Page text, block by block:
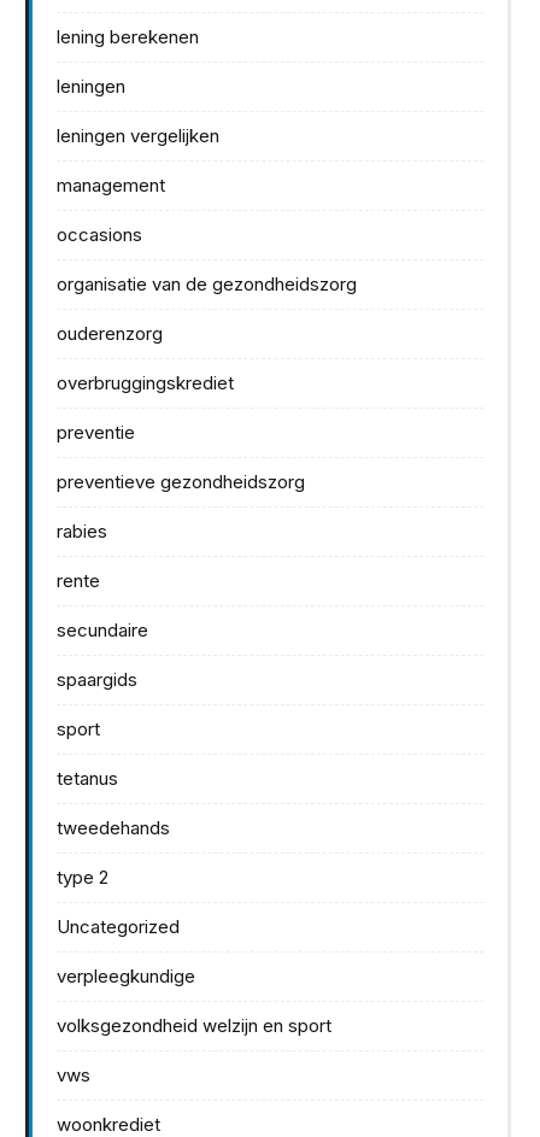
lening berekenen
leningen
leningen vergelijken
management
occasions
organisatie van de gezondheidszorg
ouderenzorg
overbruggingskrediet
preventie
preventieve gezondheidszorg
rabies
rente
secundaire
spaargids
sport
tetanus
tweedehands
type 2
Uncategorized
verpleegkundige
volksgezondheid welzijn en sport
vws
woonkrediet